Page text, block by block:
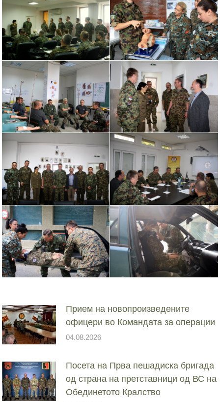
Прием на новопроизведените
офицери во Командата за операции
04.08.2026
Посета на Прва пешадиска бригада
од страна на претставници од ВС на
Обединетото Кралство